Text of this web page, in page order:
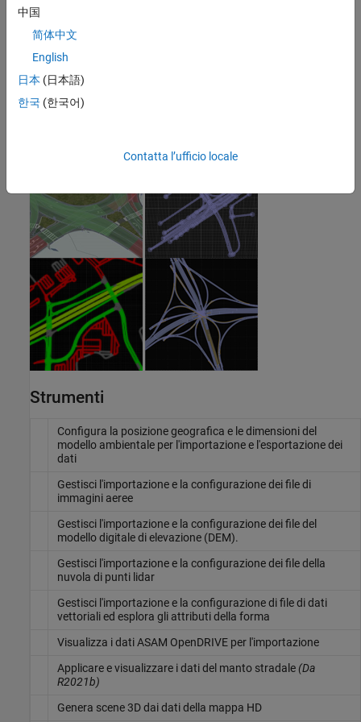
Strumenti
Configura la posizione geografica e le dimensioni del
modello ambientale per l'importazione e l'esportazione dei
dati
Gestisci l'importazione e la configurazione dei file di
immagini aeree
Gestisci l'importazione e la configurazione dei file del
modello digitale di elevazione (DEM).
Gestisci l'importazione e la configurazione dei file della
nuvola di punti lidar
Gestisci l'importazione e la configurazione di file di dati
vettoriali ed esplora gli attributi della forma
Visualizza i datiASAM OpenDRIVEper l'importazione
Applicare e visualizzare i dati del manto stradale(Da
R2021b)
Genera scene 3D dai dati della mappa HD
中国
简体中文
English
日本 (日本語)
한국 (한국어)
Contatta l’ufficio locale